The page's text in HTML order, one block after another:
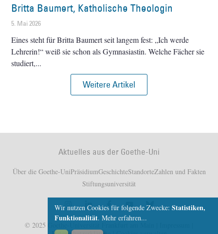
Britta Baumert, Katholische Theologin
5. Mai 2026
Eines steht für Britta Baumert seit langem fest: „Ich werde
Lehrerin!“ weiß sie schon als Gymnasiastin. Welche Fächer sie
studiert,
Weitere Artikel
Aktuelles aus der Goethe-Uni
Über die Goethe-UniPräsidiumGeschichteStandorteZahlen und Fakten
Stiftungsuniversität
© 2025 Goethe-Universität Frankfurt am Main |
Wir nutzen Cookies für folgende Zwecke: Statistiken,
Funktionalität. Mehr erfahren...